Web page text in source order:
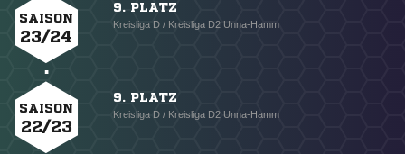
SAISON
23/24
9. PLATZ
Kreisliga D / Kreisliga D2 Unna-Hamm
SAISON
22/23
9. PLATZ
Kreisliga D / Kreisliga D2 Unna-Hamm